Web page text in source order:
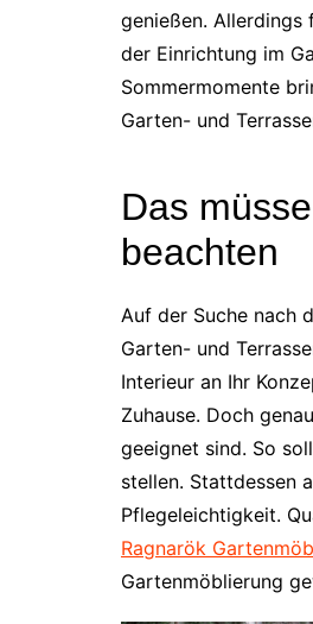
genießen.
der Einrichtung im
Sommermomente
Garten- und
Das
beachten
Auf der Suche nach
Garten- und
Interieur an Ihr
Zuhause. Doch
geeignet sind. So
stellen. Stattdessen
Pflegeleichtigkeit.
Ragnarök
Gartenmöblierung